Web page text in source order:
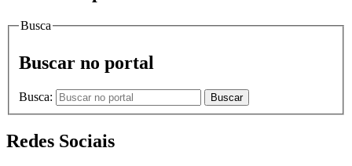
Busca
Buscar no portal
Busca: Buscar
Redes Sociais